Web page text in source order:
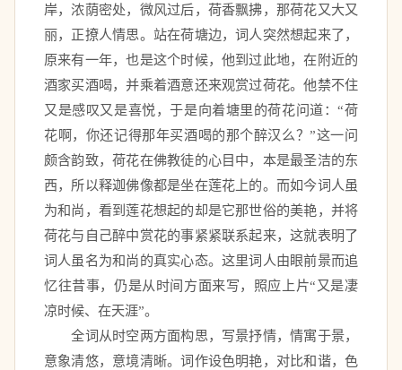
岸，浓荫密处，微风过后，荷香飘拂，那荷花又大又
丽，正撩人情思。站在荷塘边，词人突然想起来了，
原来有一年，也是这个时候，他到过此地，在附近的
酒家买酒喝，并乘着酒意还来观赏过荷花。他禁不住
又是感叹又是喜悦，于是向着塘里的荷花问道：“荷
花啊，你还记得那年买酒喝的那个醉汉么？”这一问
颇含韵致，荷花在佛教徒的心目中，本是最圣洁的东
西，所以释迦佛像都是坐在莲花上的。而如今词人虽
为和尚，看到莲花想起的却是它那世俗的美艳，并将
荷花与自己醉中赏花的事紧紧联系起来，这就表明了
词人虽名为和尚的真实心态。这里词人由眼前景而追
忆往昔事，仍是从时间方面来写，照应上片“又是凄
凉时候、在天涯”。
全词从时空两方面构思，写景抒情，情寓于景，
意象清悠，意境清晰。词作设色明艳，对比和谐，色